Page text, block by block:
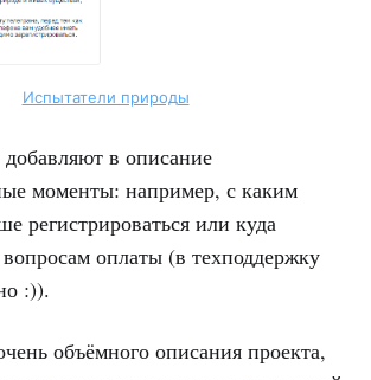
Испытатели природы
в описание
моменты: например, с каким
регистрироваться или куда
оплаты (в техподдержку
:)).
объёмного описания проекта,